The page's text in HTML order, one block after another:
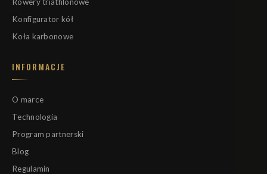
Konfigurator kół
Koła karbonowe
INFORMACJE
O marce
Technologia
Program partnerski
Blog
Regulamin